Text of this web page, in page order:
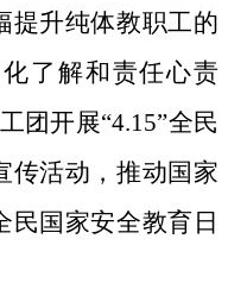
提升纯体教职工的
了解和责任心责
团开展“4.15”全民
传活动，推动国家
民国家安全教育日